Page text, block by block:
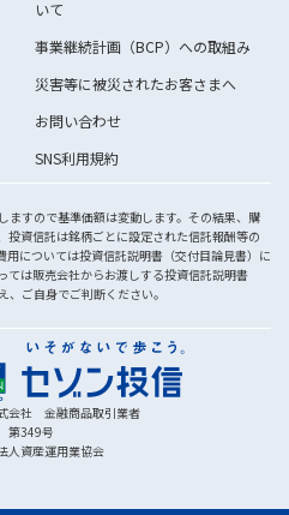
いて
事業継続計画（BCP）への取組み
災害等に被災されたお客さまへ
お問い合わせ
SNS利用規約
ますので基準価額は変動します。その結果、購
投資信託は銘柄ごとに設定された信託報酬等の
用については投資信託説明書（交付目論見書）に
ては販売会社からお渡しする投資信託説明書
、ご自身でご判断ください。
会社 金融商品取引業者
第349号
人資産運用業協会